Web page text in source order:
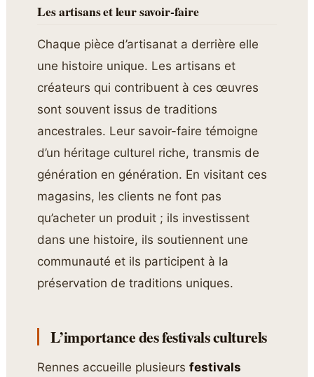
Les artisans et leur savoir-faire
Chaque pièce d’artisanat a derrière elle
une histoire unique. Les artisans et
créateurs qui contribuent à ces œuvres
sont souvent issus de traditions
ancestrales. Leur savoir-faire témoigne
d’un héritage culturel riche, transmis de
génération en génération. En visitant ces
magasins, les clients ne font pas
qu’acheter un produit ; ils investissent
dans une histoire, ils soutiennent une
communauté et ils participent à la
préservation de traditions uniques.
L’importance des festivals culturels
Rennes accueille plusieursfestivals